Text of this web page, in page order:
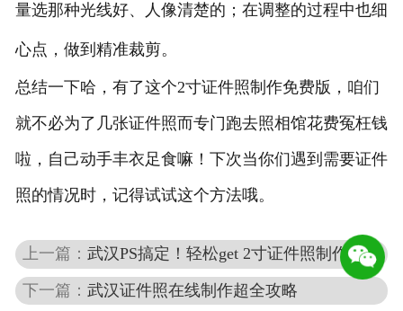
量选那种光线好、人像清楚的；在调整的过程中也细
心点，做到精准裁剪。
总结一下哈，有了这个2寸证件照制作免费版，咱们
就不必为了几张证件照而专门跑去照相馆花费冤枉钱
啦，自己动手丰衣足食嘛！下次当你们遇到需要证件
照的情况时，记得试试这个方法哦。
上一篇：武汉PS搞定！轻松get 2寸证件照制作方法
下一篇：武汉证件照在线制作超全攻略